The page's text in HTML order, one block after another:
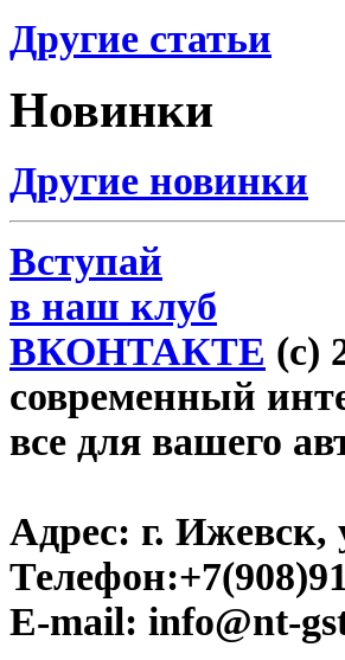
Другие статьи
Новинки
Другие новинки
Вступай
в наш клуб
ВКОНТАКТЕ (c)
современный
все для вашего
Адрес: г. Ижевск,
Телефон:
E-mail: info@nt-